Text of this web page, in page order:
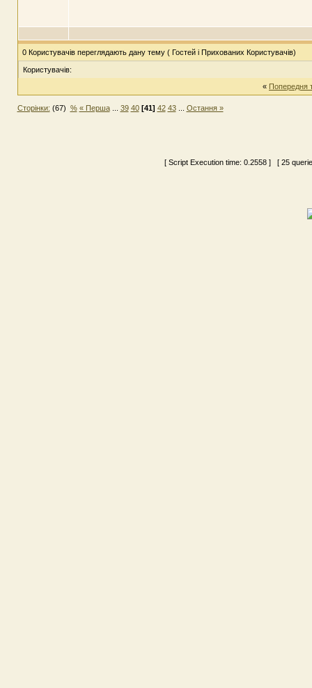
0 Користувачів переглядають дану тему ( Гостей і Прихованих Користувачів)
Користувачів:
« Попередня
Сторінки: (67) % « Перша... 39 40 [41] 42 43... Остання »
[ Script Execution time: 0.2558] [ 25